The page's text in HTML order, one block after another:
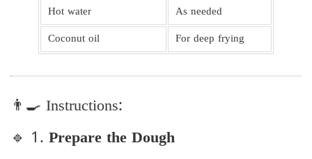
Hot water As needed
Coconut oil For deep frying
👨‍🍳 Instructions:
🔹 1. Prepare the Dough